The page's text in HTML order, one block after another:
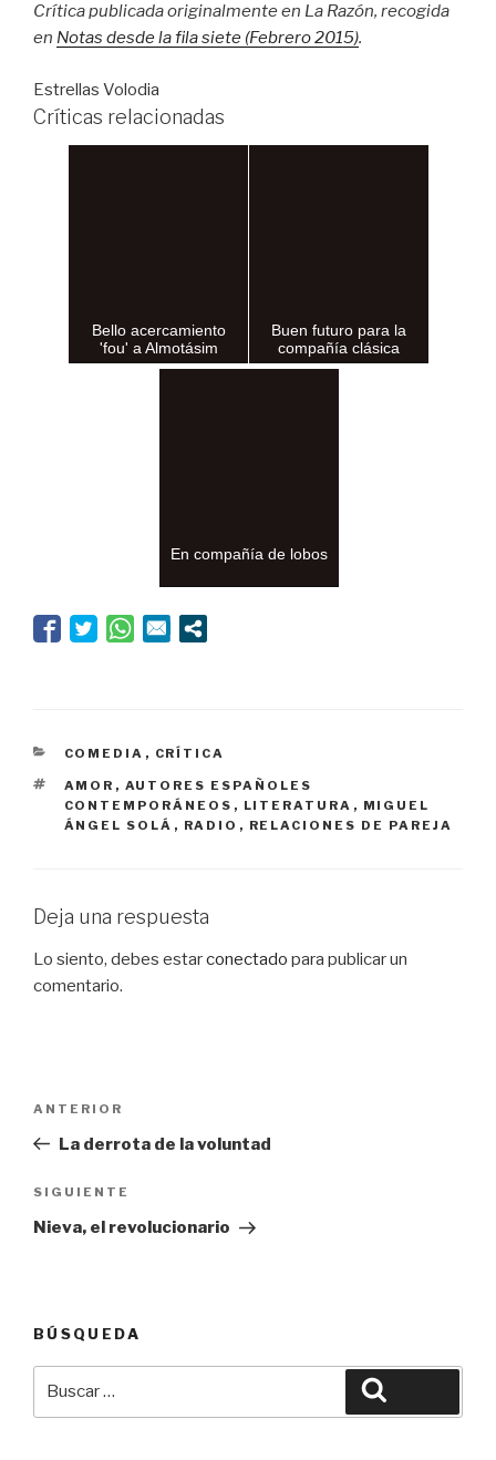
Crítica publicada originalmente en La Razón, recogida
en Notas desde la fila siete (Febrero 2015).
Estrellas Volodia
Críticas relacionadas
Bello acercamiento
'fou' a Almotásim
Buen futuro para la
compañía clásica
En compañía de lobos
CATEGORÍAS
COMEDIA , CRÍTICA
ETIQUETAS
AMOR , AUTORES ESPAÑOLES
CONTEMPORÁNEOS , LITERATURA , MIGUEL
ÁNGEL SOLÁ , RADIO , RELACIONES DE PAREJA
Deja una respuesta
Lo siento, debes estarconectado para publicar un
comentario.
entradas
Entrada
anterior:
ANTERIOR
La derrota de la voluntad
Siguiente
entrada
SIGUIENTE
Nieva, el revolucionario
BÚSQUEDA